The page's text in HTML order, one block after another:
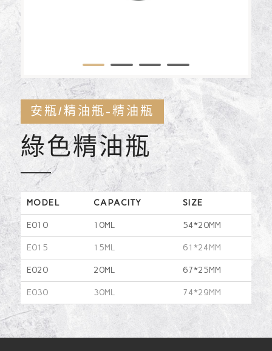
安瓶/精油瓶-精油瓶
綠色精油瓶
MODEL CAPACITY SIZE
E010 10ML 54*20MM
E015 15ML 61*24MM
E020 20ML 67*25MM
E030 30ML 74*29MM